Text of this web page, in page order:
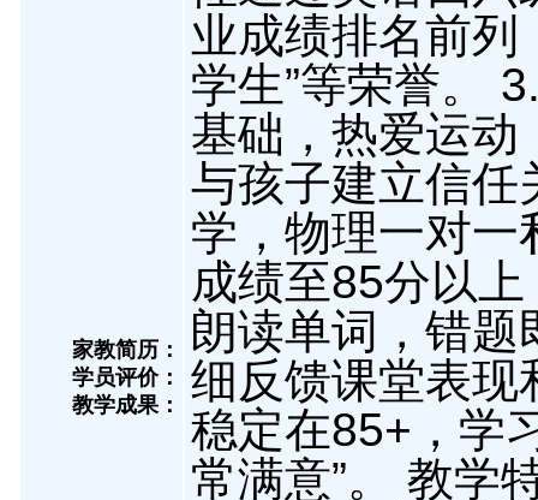
家教简历：
学员评价：
教学成果：
业成绩排名前列
学生”等荣誉。
基础，热爱运动
与孩子建立信任
学，物理一对一
成绩至85分以
朗读单词，错题
细反馈课堂表现
稳定在85+，学
常满意”。 教学